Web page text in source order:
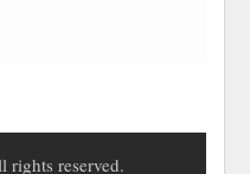
reserved.